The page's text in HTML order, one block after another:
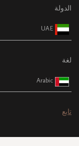
الدولة
UAE
لغة
Arabic
تابع